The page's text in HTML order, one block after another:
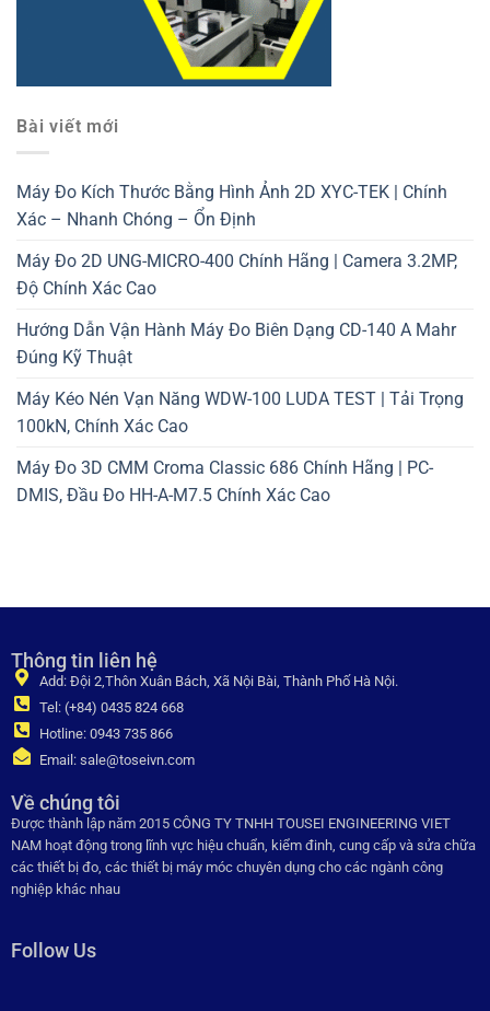
Bài viết mới
Máy Đo Kích Thước Bằng Hình Ảnh 2D XYC-TEK | Chính
Xác – Nhanh Chóng – Ổn Định
Máy Đo 2D UNG-MICRO-400 Chính Hãng | Camera 3.2MP,
Độ Chính Xác Cao
Hướng Dẫn Vận Hành Máy Đo Biên Dạng CD-140 A Mahr
Đúng Kỹ Thuật
Máy Kéo Nén Vạn Năng WDW-100 LUDA TEST | Tải Trọng
100kN, Chính Xác Cao
Máy Đo 3D CMM Croma Classic 686 Chính Hãng | PC-
DMIS, Đầu Đo HH-A-M7.5 Chính Xác Cao
Thông tin liên hệ
Add: Đội 2,Thôn Xuân Bách, Xã Nội Bài, Thành Phố Hà Nội.
Tel: (+84) 0435 824 668
Hotline: 0943 735 866
Email: sale@toseivn.com
Về chúng tôi
Được thành lập năm 2015 CÔNG TY TNHH TOUSEI ENGINEERING VIET
NAM hoạt động trong lĩnh vực hiệu chuẩn, kiểm đinh, cung cấp và sửa chữa
các thiết bị đo, các thiết bị máy móc chuyên dụng cho các ngành công
nghiệp khác nhau
Follow Us